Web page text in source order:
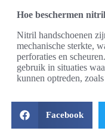
Hoe beschermen
Nitril handschoenen
mechanische sterkte,
perforaties en
gebruik in situaties
kunnen optreden,
Facebook